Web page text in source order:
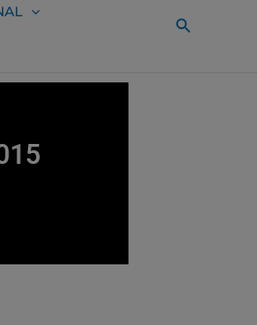
Buscar